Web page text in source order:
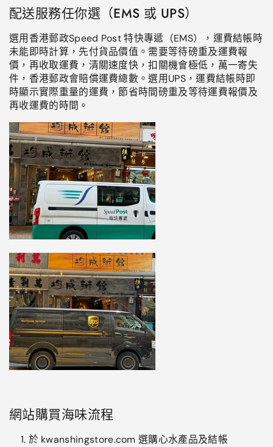
配送服務任你選（EMS 或 UPS）
選用香港郵政Speed Post 特快專遞（EMS），運費結帳時
未能即時計算，先付貨品價值。需要等待磅重及運費報
價，再收取運費，清關速度快，扣關機會極低，萬一寄失
件，香港郵政會賠償運費總數。選用UPS，運費結帳時即
時顯示實際重量的運費，節省時間磅重及等待運費報價及
再收運費的時間。
網站購買海味流程
於 kwanshingstore.com 選購心水產品及結帳